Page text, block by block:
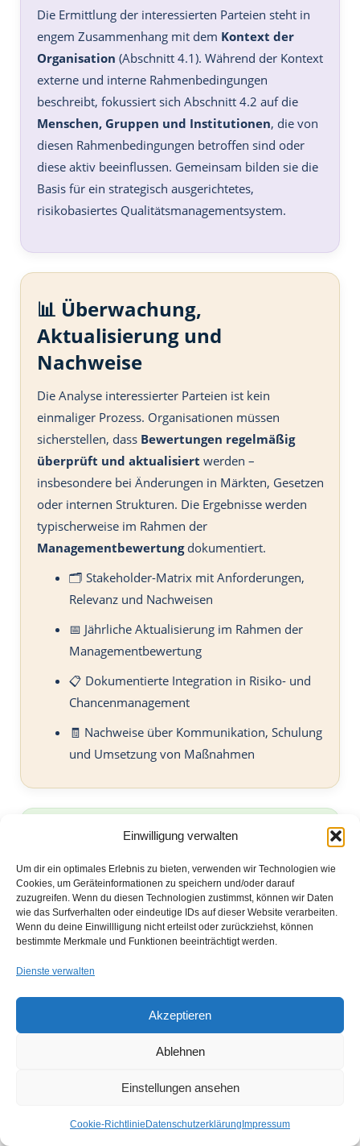
Einwilligung verwalten
Um dir ein optimales Erlebnis zu bieten, verwenden wir Technologien wie
Cookies, um Geräteinformationen zu speichern und/oder darauf
zuzugreifen. Wenn du diesen Technologien zustimmst, können wir Daten
wie das Surfverhalten oder eindeutige IDs auf dieser Website verarbeiten.
Wenn du deine Einwillligung nicht erteilst oder zurückziehst, können
bestimmte Merkmale und Funktionen beeinträchtigt werden.
Dienste verwalten
Akzeptieren
Ablehnen
Einstellungen ansehen
Cookie-Richtlinie Datenschutzerklärung Impressum
Die Ermittlung der interessierten Parteien steht in
engem Zusammenhang mit dem Kontext der
Organisation (Abschnitt 4.1). Während der Kontext
externe und interne Rahmenbedingungen
beschreibt, fokussiert sich Abschnitt 4.2 auf die
Menschen, Gruppen und Institutionen, die von
diesen Rahmenbedingungen betroffen sind oder
diese aktiv beeinflussen. Gemeinsam bilden sie die
Basis für ein strategisch ausgerichtetes,
risikobasiertes Qualitätsmanagementsystem.
📊 Überwachung,
Aktualisierung und
Nachweise
Die Analyse interessierter Parteien ist kein
einmaliger Prozess. Organisationen müssen
sicherstellen, dass Bewertungen regelmäßig
überprüft und aktualisiert werden –
insbesondere bei Änderungen in Märkten, Gesetzen
oder internen Strukturen. Die Ergebnisse werden
typischerweise im Rahmen der
Managementbewertungdokumentiert.
🗂️ Stakeholder-Matrix mit Anforderungen,
Relevanz und Nachweisen
📅 Jährliche Aktualisierung im Rahmen der
Managementbewertung
📋 Dokumentierte Integration in Risiko- und
Chancenmanagement
🧾 Nachweise über Kommunikation, Schulung
und Umsetzung von Maßnahmen
Die Analyse interessierter Parteien nach
ISO 9001:2015 ist eineSchlüsselaktivität für
nachhaltige Unternehmensführung. Sie schafft
Klarheit darüber, welche externen und internen
Akteure Einfluss auf das Qualitätsmanagement
Erfüllung von Anforderungen und Erwartungen. Ein
gut gepflegter Überblick über
Stakeholderbeziehungen trägt zur
Strategietransparenzbei.